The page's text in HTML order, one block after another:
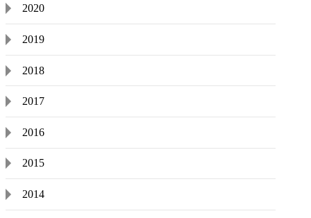
2020
2019
2018
2017
2016
2015
2014